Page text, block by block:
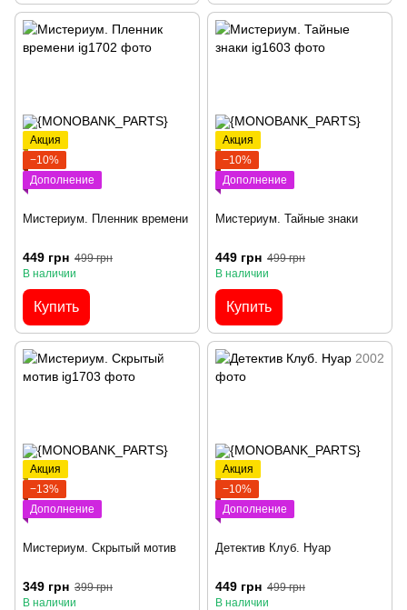
Акция
−10%
Дополнение
Мистериум. Пленник времени
449 грн 499 грн
В наличии
Купить
Акция
−10%
Дополнение
Мистериум. Тайные знаки
449 грн 499 грн
В наличии
Купить
Акция
−13%
Дополнение
Мистериум. Скрытый мотив
349 грн 399 грн
В наличии
Акция
−10%
Дополнение
Детектив Клуб. Нуар
449 грн 499 грн
В наличии